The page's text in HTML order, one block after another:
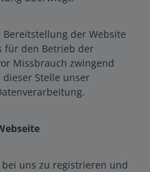
der Website
für den Betrieb der
Missbrauch zwingend
Stelle unser
uns zu registrieren und